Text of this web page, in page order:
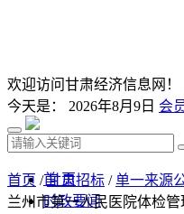
欢迎访问甘肃经济信息网！
今天是： 2026年8月9日 会
首 页
时政要闻
首页 /甘肃招标 /单一来源
兰州市第一人民医院体检